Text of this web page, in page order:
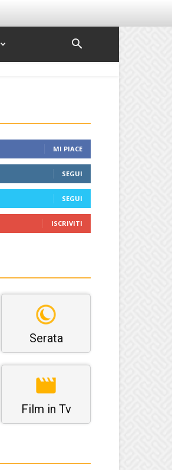
MI PIACE
SEGUI
SEGUI
ISCRIVITI
Serata
Film in Tv